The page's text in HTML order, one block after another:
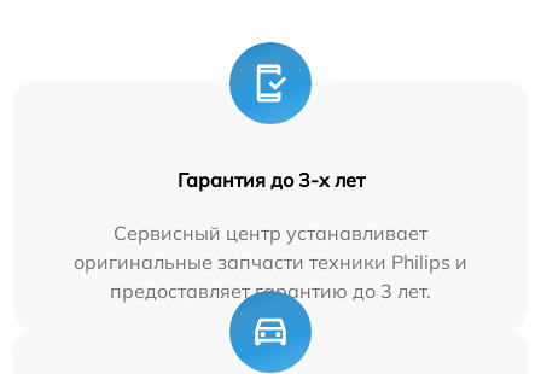
Гарантия до 3-х лет
Сервисный центр устанавливает
оригинальные запчасти техники Philips и
предоставляет гарантию до 3 лет.